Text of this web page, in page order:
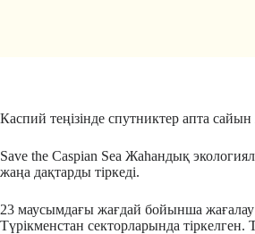
Каспий теңізінде спутниктер апта
Save the Caspian Sea Жаһандық
жаңа дақтарды тіркеді.
23 маусымдағы жағдай бойынша
Түрікменстан секторларында